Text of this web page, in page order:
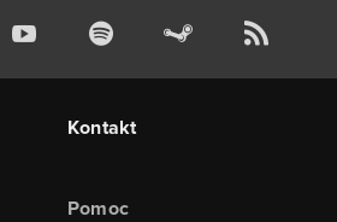
Kontakt
Pomoc